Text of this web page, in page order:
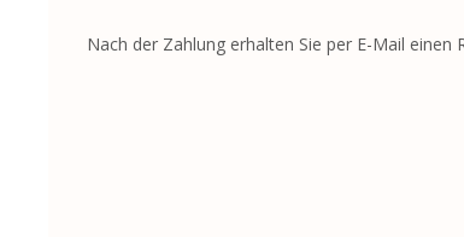
Nach der Zahlung erhalten Sie per E-Mail